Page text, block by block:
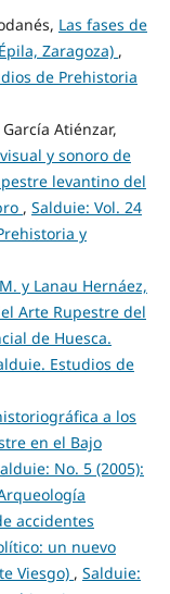
Las fases de
Zaragoza) ,
de Prehistoria
Atiénzar,
y sonoro de
levantino del
, Salduie: Vol. 24
y
y Lanau Hernáez,
Arte Rupestre del
de Huesca.
Estudios de
a los
en el Bajo
No. 5 (2005):
accidentes
un nuevo
Viesgo) , Salduie: